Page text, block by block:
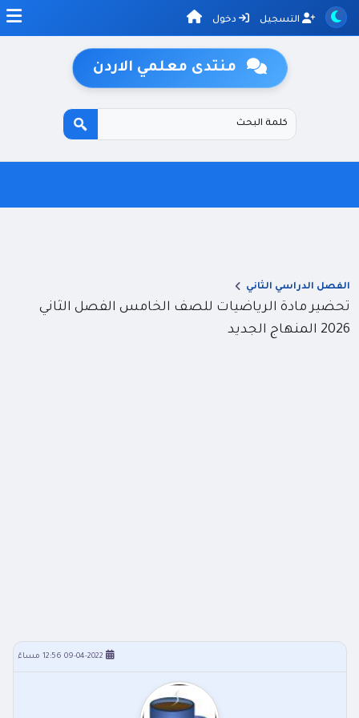
التسجيل دخول
منتدى معلمي الاردن
الفصل الدراسي الثاني
تحضير مادة الرياضيات للصف الخامس الفصل الثاني
2026 المنهاج الجديد
09-04-2022 12:56 مساءً